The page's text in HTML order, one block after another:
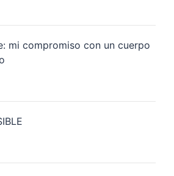
mi compromiso con un cuerpo